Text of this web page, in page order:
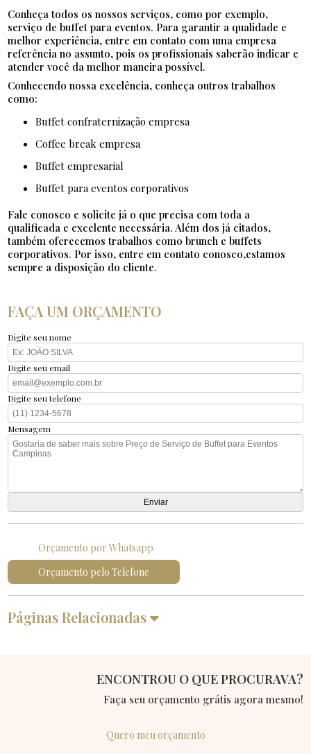
Conheça todos os nossos serviços, como por exemplo,
serviço de buffet para eventos. Para garantir a qualidade e
melhor experiência, entre em contato com uma empresa
referência no assunto, pois os profissionais saberão indicar e
atender você da melhor maneira possível.
Conhecendo nossa excelência, conheça outros trabalhos
como:
buffet confraternização empresa
coffee break empresa
buffet empresarial
buffet para eventos corporativos
Fale conosco e solicite já o que precisa com toda a
qualificada e excelente necessária. Além dos já citados,
também oferecemos trabalhos como brunch e buffets
corporativos. Por isso, entre em contato conosco,estamos
sempre a disposição do cliente.
FAÇA UM ORÇAMENTO
Digite seu nome
Digite seu email
Digite seu telefone
Mensagem
Orçamento por Whatsapp
Orçamento pelo Telefone
Páginas Relacionadas
ENCONTROU O QUE PROCURAVA?
Faça seu orçamento grátis agora mesmo!
Quero meu orçamento